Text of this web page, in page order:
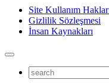
Site Kullanım
Gizlilik Sözleşmesi
İnsan Kaynakları